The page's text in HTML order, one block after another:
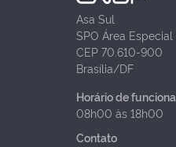
Asa Sul
SPO Área Especial
CEP 70.610-900
Brasília/DF
Horário de
08h00 às 18h00
Contato